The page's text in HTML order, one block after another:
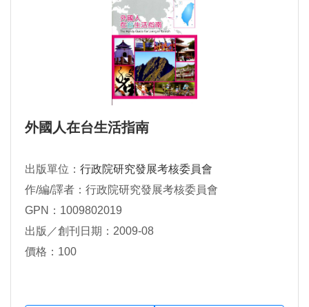
外國人在台生活指南
出版單位： 行政院研究發展考核委員會
作/編/譯者：行政院研究發展考核委員會
GPN：1009802019
出版／創刊日期：2009-08
價格：100